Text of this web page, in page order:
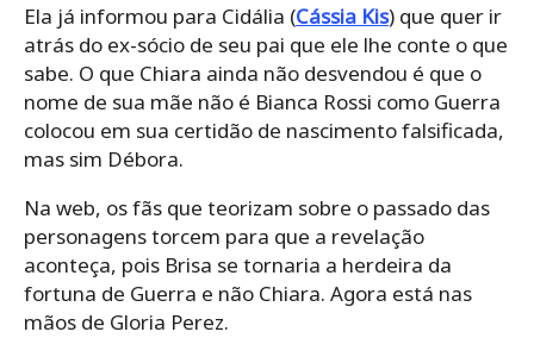
Ela já informou para Cidália (Cássia Kis) que quer ir
atrás do ex-sócio de seu pai que ele lhe conte o que
sabe. O que Chiara ainda não desvendou é que o
nome de sua mãe não é Bianca Rossi como Guerra
colocou em sua certidão de nascimento falsificada,
mas sim Débora.
Na web, os fãs que teorizam sobre o passado das
personagens torcem para que a revelação
aconteça, pois Brisa se tornaria a herdeira da
fortuna de Guerra e não Chiara. Agora está nas
mãos de Gloria Perez.